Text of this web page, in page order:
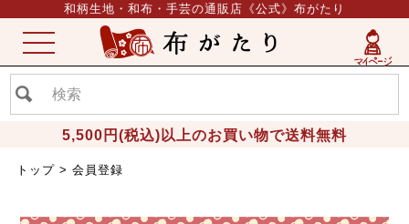
和柄生地・和布・手芸の通販店《公式》布がたり
5,500円(税込)以上のお買い物で送料無料
ME
NU
トップ 会員登録